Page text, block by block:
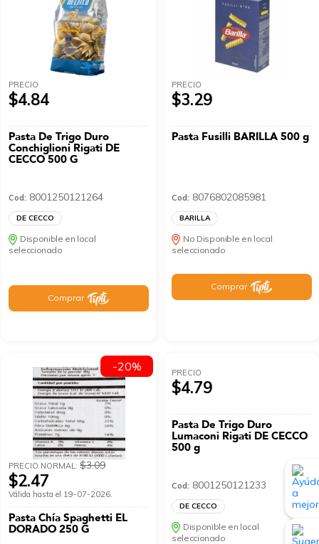
PRECIO
$4.84
Pasta De Trigo Duro
Conchiglioni Rigati DE
CECCO 500 G
Cod: 8001250121264
DE CECCO
Disponible en local
seleccionado
Comprar
PRECIO
$3.29
Pasta Fusilli BARILLA 500 g
Cod: 8076802085981
BARILLA
No Disponible en local
seleccionado
Comprar
PRECIO NORMAL:$3.09
$2.47
Válida hasta el 19-07-2026.
Pasta Chía Spaghetti EL
DORADO 250 G
-20% PRECIO
$4.79
Pasta De Trigo Duro
Lumaconi Rigati DE CECCO
500 g
Cod: 8001250121233
DE CECCO
Disponible en local
seleccionado